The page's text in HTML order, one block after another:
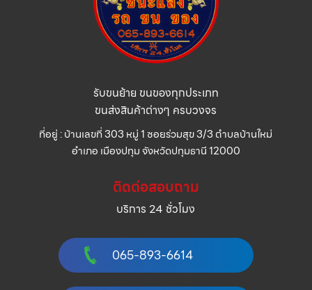
รับขนย้าย ขนของทุกประเภท
ขนส่งสินค้าต่างๆ ครบวงจร
ที่อยู่ : บ้านเลขที่ 303 หมู่ 1 ซอยร่วมสุข 3/3 ตำบลบ้านใหม่
อำเภอ เมืองปทุม จังหวัดปทุมธานี 12000
ติดต่อสอบถาม
บริการ 24 ชั่วโมง
065-893-6614